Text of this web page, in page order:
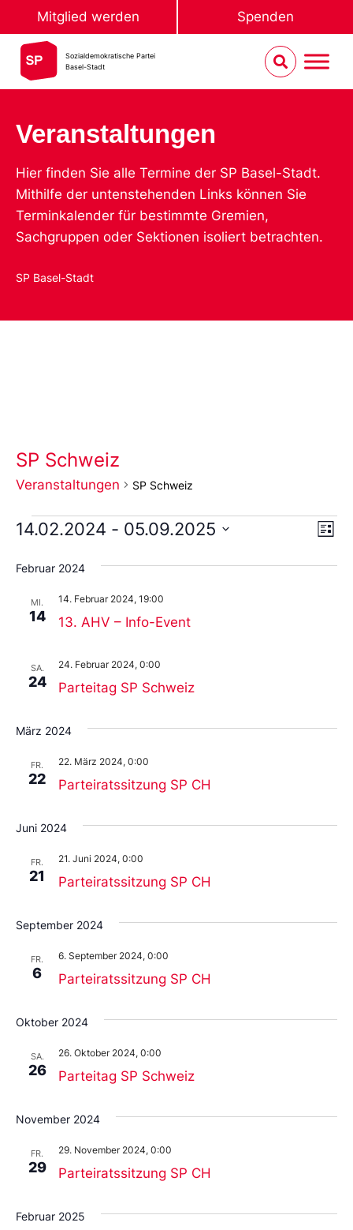
Mitglied werden Spenden
Sozialdemokratische Partei
Basel-Stadt
Veranstaltungen
Hier finden Sie alle Termine der SP Basel-Stadt.
Mithilfe der untenstehenden Links können Sie
Terminkalender für bestimmte Gremien,
Sachgruppen oder Sektionen isoliert betrachten.
SP Basel-Stadt
SP Schweiz
Veranstaltungen SP Schweiz
Liste
14.02.2024 - 05.09.2025
Sie
das
aus.
Februar 2024
MI.
14 13. AHV – Info-Event
14. Februar 2024, 19:00
SA.
24 Parteitag SP Schweiz
24. Februar 2024, 0:00
März 2024
FR.
22 Parteiratssitzung SP CH
22. März 2024, 0:00
Juni 2024
FR.
21 Parteiratssitzung SP CH
21. Juni 2024, 0:00
September 2024
FR.
6 Parteiratssitzung SP CH
6. September 2024, 0:00
Oktober 2024
SA.
26 Parteitag SP Schweiz
26. Oktober 2024, 0:00
November 2024
FR.
29 Parteiratssitzung SP CH
29. November 2024, 0:00
Februar 2025